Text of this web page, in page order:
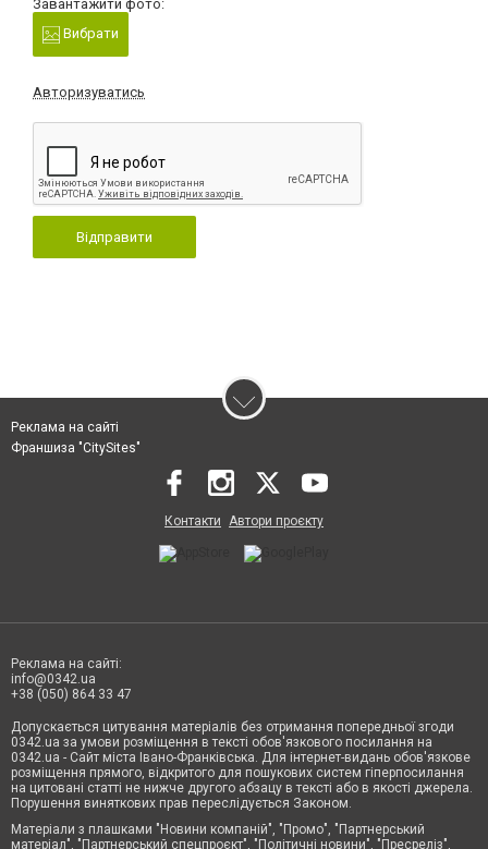
Завантажити фото:
Вибрати
Авторизуватись
Відправити
Реклама на сайті
Франшиза "CitySites"
Контакти Автори проєкту
Реклама на сайті:
info@0342.ua
+38 (050) 864 33 47
Допускається цитування матеріалів без отримання попередньої згоди
0342.ua за умови розміщення в тексті обов'язкового посилання на
0342.ua - Сайт міста Івано-Франківська. Для інтернет-видань обов'язкове
розміщення прямого, відкритого для пошукових систем гіперпосилання
на цитовані статті не нижче другого абзацу в тексті або в якості джерела.
Порушення виняткових прав переслідується Законом.
Матеріали з плашками "Новини компаній", "Промо", "Партнерський
матеріал", "Партнерський спецпроєкт", "Політичні новини", "Пресреліз",